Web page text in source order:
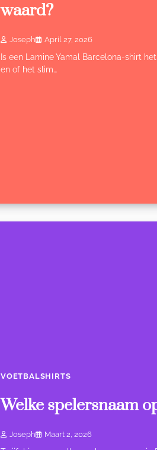
waard?
Joseph April 27, 2026
Is een Lamine Yamal Barcelona-shirt
en of het slim…
VOETBALSHIRTS
Welke spelersnaam
Joseph Maart 2, 2026